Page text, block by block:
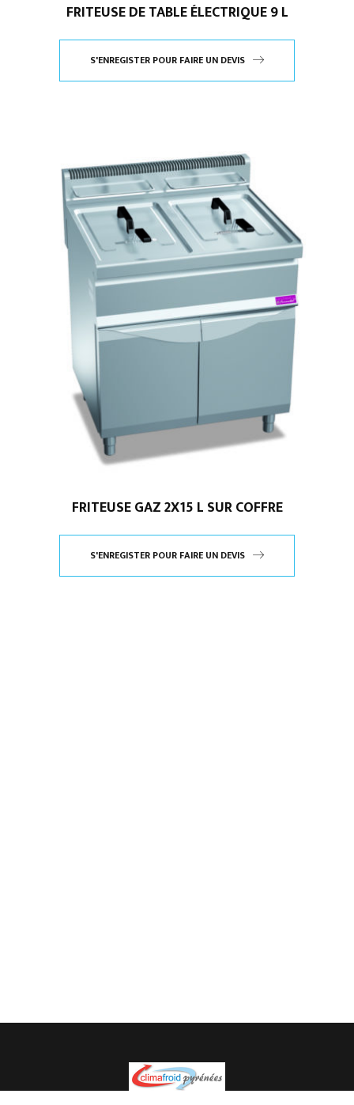
FRITEUSE DE TABLE ÉLECTRIQUE 9 L
S'ENREGISTER POUR FAIRE UN DEVIS
FRITEUSE GAZ 2X15 L SUR COFFRE
S'ENREGISTER POUR FAIRE UN DEVIS